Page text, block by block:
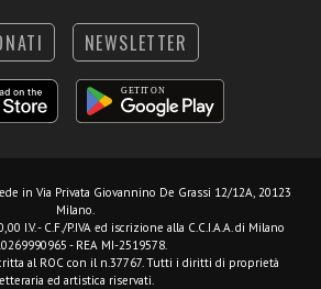
NEWSLETTER
in Via Privata Giovannino De Grassi 12/12A, 20123
Milano.
I.V. - C.F./P.IVA ed iscrizione alla C.C.I.A.A. di Milano
- REA MI-2519578.
al ROC con il n.37767. Tutti i diritti di proprietà
ed artistica riservati.